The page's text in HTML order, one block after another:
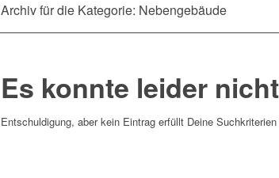
Archiv für die Kategorie: Nebengebäude
Es konnte leider
Entschuldigung, aber kein Eintrag erfüllt Deine Suchkriterien